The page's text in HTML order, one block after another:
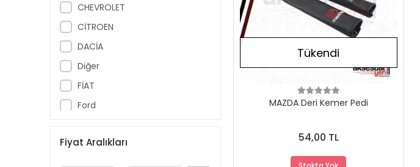
CHEVROLET
CİTROEN
DACİA
Diğer
FİAT
Ford
HYUNDAI
KİA
Fiyat Aralıkları
Tükendi
MAZDA Deri Kemer Pedi
54,00 TL